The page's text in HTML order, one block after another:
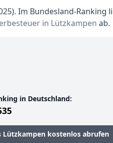
Im Bundesland-Ranking
in Lützkampen ab.
in Deutschland:
kostenlos abrufen